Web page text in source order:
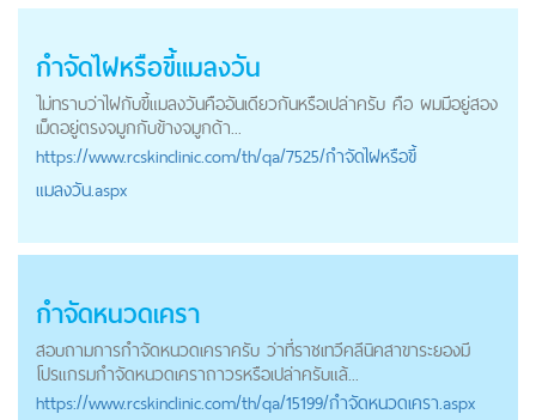
กำจัดไฝหรือขี้แมลงวัน
ไม่ทราบว่าไฝกับขี้แมลงวันคืออันเดียวกันหรือเปล่าครับ คือ ผมมีอยู่สอง
เม็ดอยู่ตรงจมูกกับข้างจมูกด้า...
https://www.rcskinclinic.com/th/qa/7525/กำจัดไฝหรือขี้
แมลงวัน.aspx
กำจัดหนวดเครา
สอบถามการกำจัดหนวดเคราครับ ว่าที่ราชเทวีคลีนิคสาขาระยองมี
โปรแกรมกำจัดหนวดเคราถาวรหรือเปล่าครับแล้...
https://www.rcskinclinic.com/th/qa/15199/กำจัดหนวดเครา.aspx